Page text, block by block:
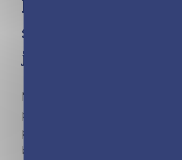
Mini Frigobloc
spécial Recettes
janvier à
Maxi compact, maxi
pratique, ce calendrier
propose 1 page
bloc de liste de courses, 1